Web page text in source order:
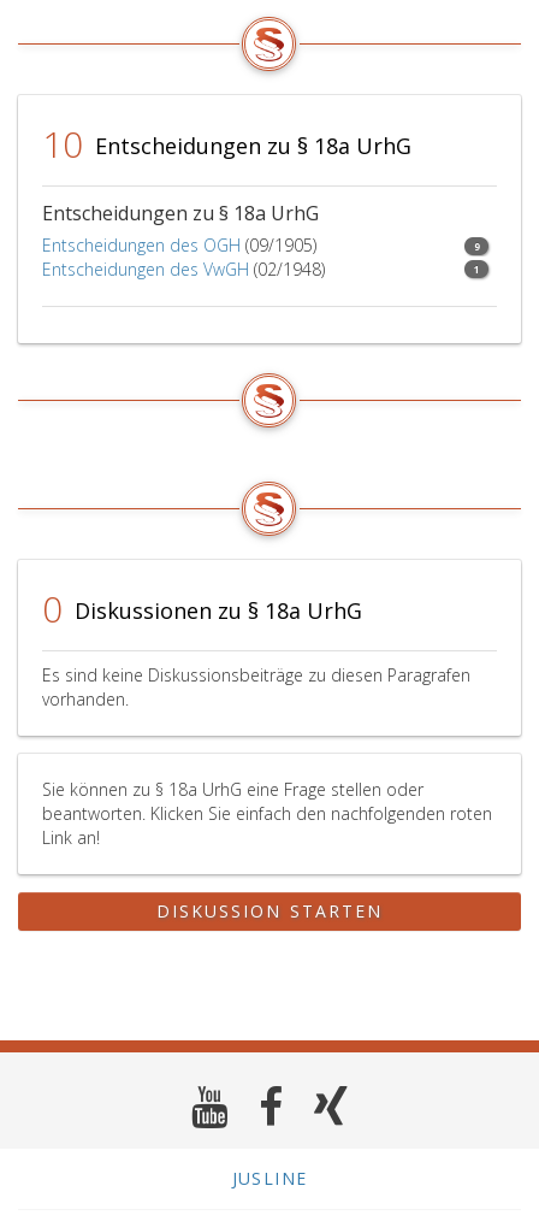
10 Entscheidungen zu § 18a UrhG
Entscheidungen zu § 18a UrhG
Entscheidungen des OGH (09/1905) 9
Entscheidungen des VwGH (02/1948) 1
0 Diskussionen zu § 18a UrhG
Es sind keine Diskussionsbeiträge zu diesen Paragrafen
vorhanden.
Sie können zu § 18a UrhG eine Frage stellen oder
beantworten. Klicken Sie einfach den nachfolgenden roten
Link an!
DISKUSSION STARTEN
JUSLINE